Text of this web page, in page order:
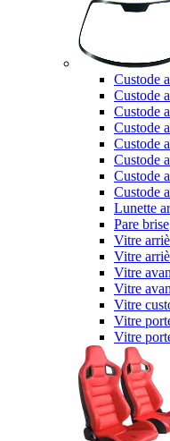
Custode
Custode
Custode
Custode
Custode
Custode
Custode
Custode
Lunette
Pare brise
Vitre
Vitre
Vitre
Vitre
Vitre
Vitre
Vitre